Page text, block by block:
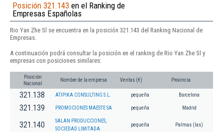
Posición 321.143 en el Ranking de
Empresas Españolas
Rio Yan Zhe Sl se encuentra en la posición 321.143 del Ranking Nacional de
Empresas.
A continuación podrá consultar la posición en el ranking de Rio Yan Zhe Sl y
empresas con posiciones similares:
Posición
Nacional
Nombre de la empresa Ventas (€) Provincia
321.138 ATIPIKA CONSULTING S.L. pequeña Barcelona
321.139 PROMOCIONES MAESTE SA pequeña Madrid
321.140
SALAN PRODUCCIONES,
SOCIEDAD LIMITADA.
pequeña Palmas (las)